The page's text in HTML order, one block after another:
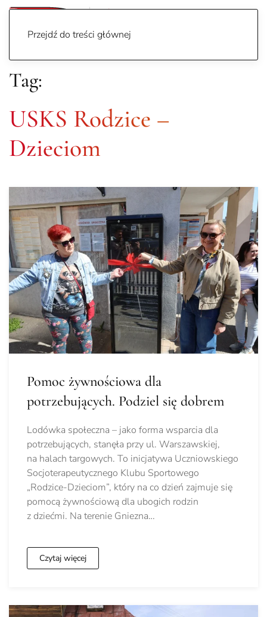
Przejdź do treści głównej
Tag:
USKS Rodzice –
Dzieciom
Pomoc żywnościowa dla
potrzebujących. Podziel się dobrem
Lodówka społeczna – jako forma wsparcia dla
potrzebujących, stanęła przy ul. Warszawskiej,
na halach targowych. To inicjatywa Uczniowskiego
Socjoterapeutycznego Klubu Sportowego
„Rodzice-Dzieciom”, który na co dzień zajmuje się
pomocą żywnościową dla ubogich rodzin
z dziećmi. Na terenie Gniezna…
Czytaj więcej